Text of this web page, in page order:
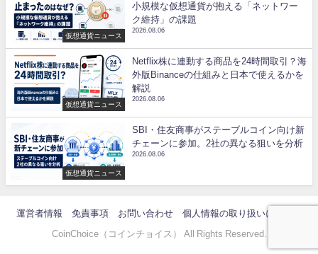
仮想通貨ニュース
小規模な仮想通貨が抱える「ネットワー
ク維持」の課題
2026.08.06
仮想通貨ニュース
Netflix株に連動する商品を24時間取引？海
外版Binanceの仕組みと日本で使えるかを
解説
2026.08.06
仮想通貨ニュース
SBI・住友商事がステーブルコイン向け新
チェーンに参加。2社の異なる狙いを分析
2026.08.06
運営者情報 免責事項 お問い合わせ 個人情報の取り扱いについて
CoinChoice（コインチョイス） All Rights Reserved.